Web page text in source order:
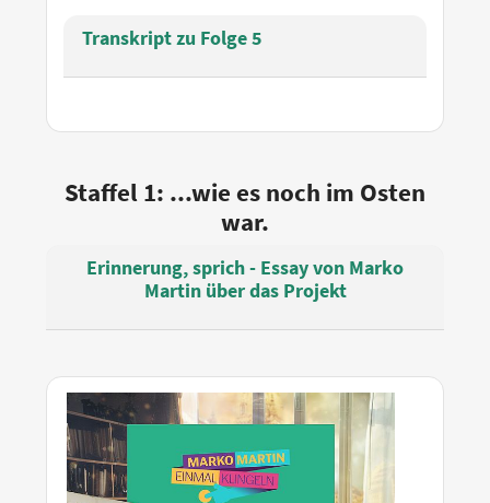
Transkript zu Folge 5
Staffel 1: ...wie es noch im Osten
war.
Erinnerung, sprich - Essay von Marko
Martin über das Projekt